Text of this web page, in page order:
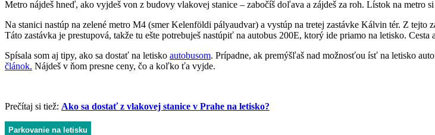
Metro nájdeš hneď, ako vyjdeš von z budovy vlakovej stanice – zabočíš doľava a zájdeš za roh. Lístok na metro
Na stanici nastúp na zelené metro M4 (smer Kelenföldi pályaudvar) a vystúp na tretej zastávke Kálvin tér. Z
Táto zastávka je prestupová, takže tu ešte potrebuješ nastúpiť na autobus 200E, ktorý ide priamo na letisko.
Spísala som aj tipy, ako sa dostať na letisko autobusom. Prípadne, ak premýšľaš nad možnosťou ísť na letisko
článok. Nájdeš v ňom presne ceny, čo a koľko ťa vyjde.
Prečítaj si tiež: Ako sa dostať z vlakovej stanice v Prahe na letisko?
Parkovanie na letisku